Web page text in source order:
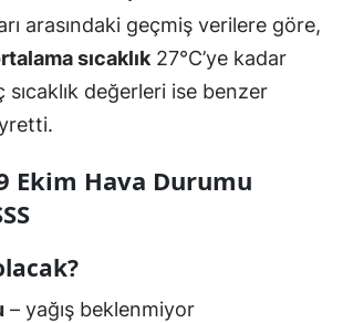
arasındaki geçmiş verilere göre,
sıcaklık 27°C’ye kadar
değerleri ise benzer
Ekim Hava Durumu
– yağış beklenmiyor